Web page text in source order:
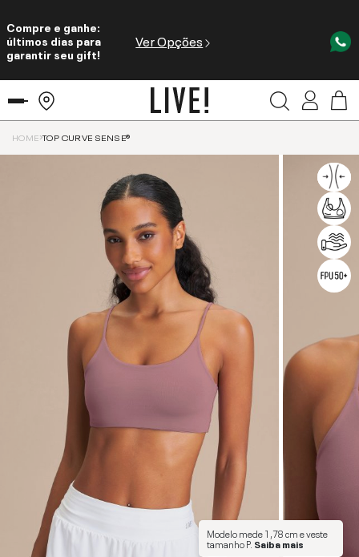
Compre e ganhe:
últimos dias para
garantir seu gift!
Ver Opções
HOME TOP CURVE SENSE®
Modelo mede1,78 cme veste
tamanhoP. Saiba mais